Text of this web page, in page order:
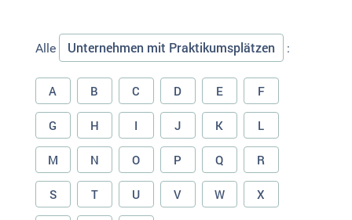
Alle Unternehmen mit Praktikumsplätzen :
A B C D E F
G H I J K L
M N O P Q R
S T U V W X